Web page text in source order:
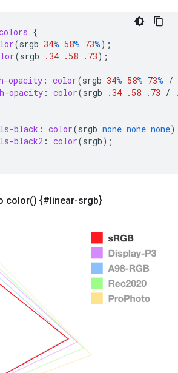
{
(srgb 34% 58% 73%);
(srgb .34 .58 .73);
opacity : color(srgb 34% 58% 73% /
opacity : color(srgb .34 .58 .73 /
black : color(srgb none none none
black2 : color(srgb);
color() {#linear-srgb}